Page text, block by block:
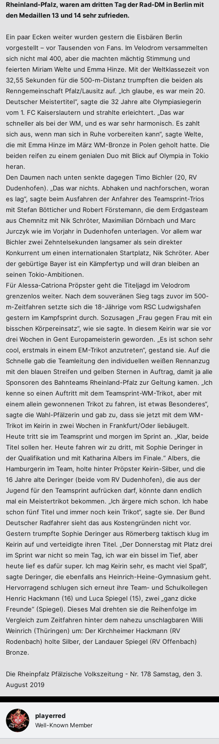
Rheinland-Pfalz, waren am dritten Tag der Rad-DM in Berlin mit
den Medaillen 13 und 14 sehr zufrieden.
Ein paar Ecken weiter wurden gestern die Eisbären Berlin
vorgestellt – vor Tausenden von Fans. Im Velodrom versammelten
sich nicht mal 400, aber die machten mächtig Stimmung und
feierten Miriam Welte und Emma Hinze. Mit der Weltklassezeit von
32,55 Sekunden für die 500-m-Distanz trumpften die beiden als
Renngemeinschaft Pfalz/Lausitz auf. „Ich glaube, es war mein 20.
Deutscher Meistertitel“, sagte die 32 Jahre alte Olympiasiegerin
vom 1. FC Kaiserslautern und strahlte erleichtert. „Das war
schneller als bei der WM, und es war sehr harmonisch. Es zahlt
sich aus, wenn man sich in Ruhe vorbereiten kann“, sagte Welte,
die mit Emma Hinze im März WM-Bronze in Polen geholt hatte. Die
beiden reifen zu einem genialen Duo mit Blick auf Olympia in Tokio
heran.
Den Daumen nach unten senkte dagegen Timo Bichler (20, RV
Dudenhofen). „Das war nichts. Abhaken und nachforschen, woran
es lag“, sagte beim Ausfahren der Anfahrer des Teamsprint-Trios
mit Stefan Bötticher und Robert Förstemann, die dem Erdgasteam
aus Chemnitz mit Nik Schröter, Maximilian Dörnbach und Marc
Jurczyk wie im Vorjahr in Dudenhofen unterlagen. Vor allem war
Bichler zwei Zehntelsekunden langsamer als sein direkter
Konkurrent um einen internationalen Startplatz, Nik Schröter. Aber
der gebürtige Bayer ist ein Kämpfertyp und will dran bleiben an
seinen Tokio-Ambitionen.
Für Alessa-Catriona Pröpster geht die Titeljagd im Velodrom
grenzenlos weiter. Nach dem souveränen Sieg tags zuvor im 500-
m-Zeitfahren setzte sich die 18-Jährige vom RSC Ludwigshafen
gestern im Kampfsprint durch. Sozusagen „Frau gegen Frau mit ein
bisschen Körpereinsatz“, wie sie sagte. In diesem Keirin war sie vor
drei Wochen in Gent Europameisterin geworden. „Es ist schon sehr
cool, erstmals in einem EM-Trikot anzutreten“, gestand sie. Auf die
Schnelle gab die Teamleitung den individuellen weißen Rennanzug
mit den blauen Streifen und gelben Sternen in Auftrag, damit ja alle
Sponsoren des Bahnteams Rheinland-Pfalz zur Geltung kamen. „Ich
kenne so einen Auftritt mit dem Teamsprint-WM-Trikot, aber mit
einem allein gewonnenen Trikot zu fahren, ist etwas Besonderes“,
sagte die Wahl-Pfälzerin und gab zu, dass sie jetzt mit dem WM-
Trikot im Keirin in zwei Wochen in Frankfurt/Oder liebäugelt.
Heute tritt sie im Teamsprint und morgen im Sprint an. „Klar, beide
Titel sollen her. Heute fahren wir zu dritt, mit Sophie Deringer in
der Qualifikation und mit Katharina Albers im Finale.“ Albers, die
Hamburgerin im Team, holte hinter Pröpster Keirin-Silber, und die
16 Jahre alte Deringer (beide vom RV Dudenhofen), die aus der
Jugend für den Teamsprint aufrücken darf, könnte dann endlich
mal ein Meistertrikot bekommen. „Ich ärgere mich schon. Ich habe
schon fünf Titel und immer noch kein Trikot“, sagte sie. Der Bund
Deutscher Radfahrer sieht das aus Kostengründen nicht vor.
Gestern trumpfte Sophie Deringer aus Römerberg taktisch klug im
Keirin auf und verteidigte ihren Titel. „Der Donnerstag mit Platz drei
im Sprint war nicht so mein Tag, ich war ein bissel im Tief, aber
heute lief es dafür super. Ich mag Keirin sehr, es macht viel Spaß“,
sagte Deringer, die ebenfalls ans Heinrich-Heine-Gymnasium geht.
Hervorragend schlugen sich erneut ihre Team- und Schulkollegen
Henric Hackmann (16) und Luca Spiegel (15), zwei „ganz dicke
Freunde“ (Spiegel). Dieses Mal drehten sie die Reihenfolge im
Vergleich zum Zeitfahren hinter dem nahezu unschlagbaren Willi
Weinrich (Thüringen) um: Der Kirchheimer Hackmann (RV
Rodenbach) holte Silber, der Landauer Spiegel (RV Offenbach)
Bronze.
Die Rheinpfalz Pfälzische Volkszeitung - Nr. 178 Samstag, den 3.
August 2019
playerred
Well-Known Member